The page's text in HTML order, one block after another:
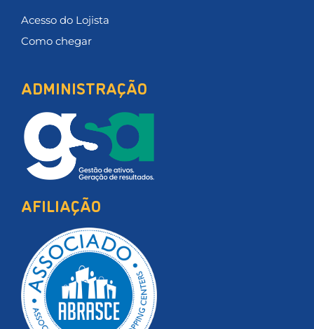
Acesso do Lojista
Como chegar
ADMINISTRAÇÃO
AFILIAÇÃO